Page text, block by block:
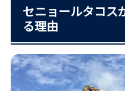
セニョールタコス
る理由